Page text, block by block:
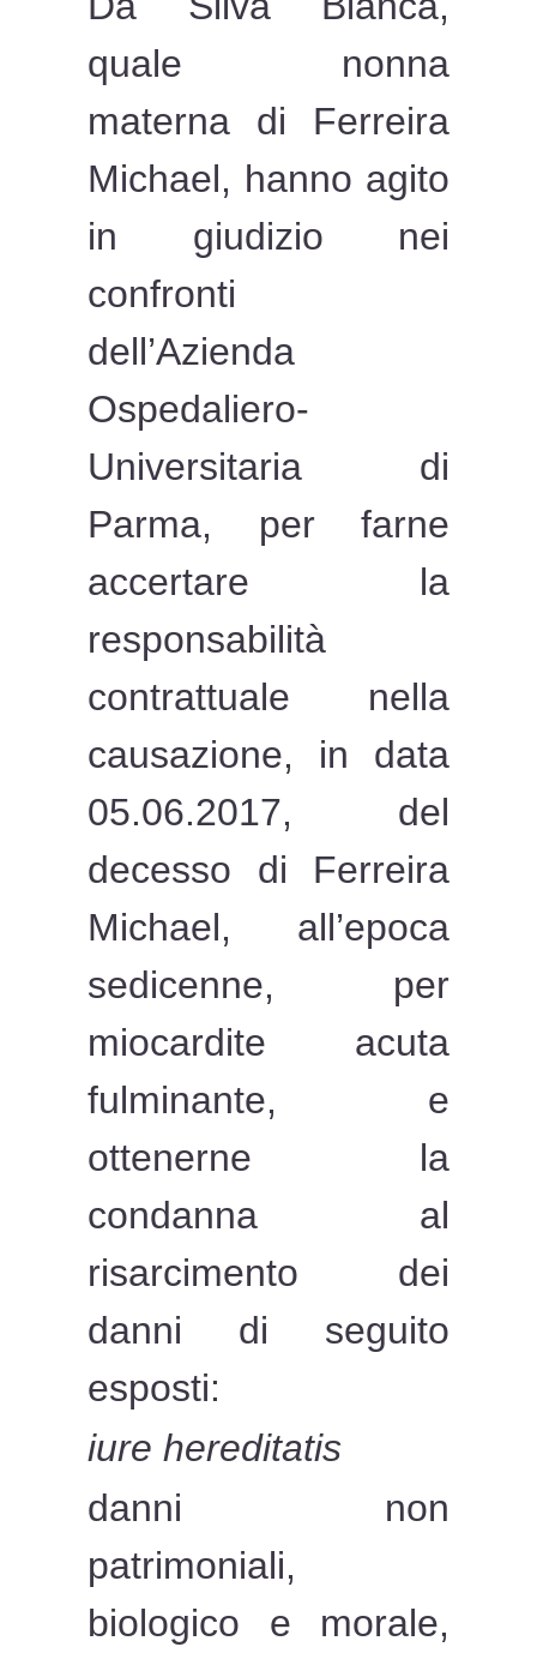
quale nonna
materna di Ferreira
Michael, hanno agito
in giudizio nei
confronti
dell’Azienda
Ospedaliero-
Universitaria di
Parma, per farne
accertare la
responsabilità
contrattuale nella
causazione, in data
05.06.2017, del
decesso di Ferreira
Michael, all’epoca
sedicenne, per
miocardite acuta
fulminante, e
ottenerne la
condanna al
risarcimento dei
danni di seguito
esposti:
iure hereditatis
danni non
patrimoniali,
biologico e morale,